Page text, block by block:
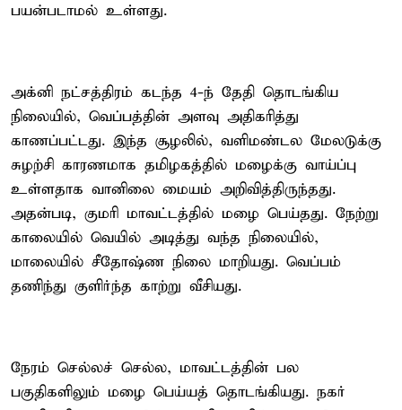
பயன்படாமல் உள்ளது.
அக்னி நட்சத்திரம் கடந்த 4-ந் தேதி தொடங்கிய
நிலையில், வெப்பத்தின் அளவு அதிகரித்து
காணப்பட்டது. இந்த சூழலில், வளிமண்டல மேலடுக்கு
சுழற்சி காரணமாக தமிழகத்தில் மழைக்கு வாய்ப்பு
உள்ளதாக வானிலை மையம் அறிவித்திருந்தது.
அதன்படி, குமரி மாவட்டத்தில் மழை பெய்தது. நேற்று
காலையில் வெயில் அடித்து வந்த நிலையில்,
மாலையில் சீதோஷ்ண நிலை மாறியது. வெப்பம்
தணிந்து குளிர்ந்த காற்று வீசியது.
நேரம் செல்லச் செல்ல, மாவட்டத்தின் பல
பகுதிகளிலும் மழை பெய்யத் தொடங்கியது. நகர்